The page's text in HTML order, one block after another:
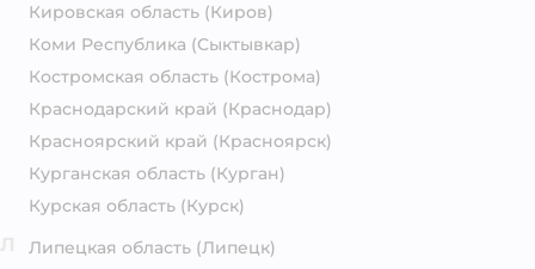
Кировская область (Киров)
Коми Республика (Сыктывкар)
Костромская область (Кострома)
Краснодарский край (Краснодар)
Красноярский край (Красноярск)
Курганская область (Курган)
Курская область (Курск)
Липецкая область (Липецк)